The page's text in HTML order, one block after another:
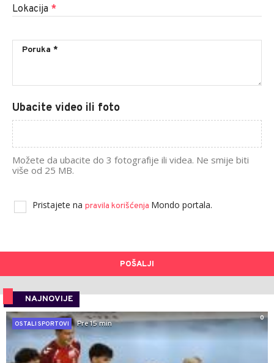
Lokacija *
Ubacite video ili foto
Možete da ubacite do 3 fotografije ili videa. Ne smije biti
više od 25 MB.
Pristajete na pravila korišćenja Mondo portala.
POŠALJI
NAJNOVIJE
0
OSTALI SPORTOVI
Pre 15 min